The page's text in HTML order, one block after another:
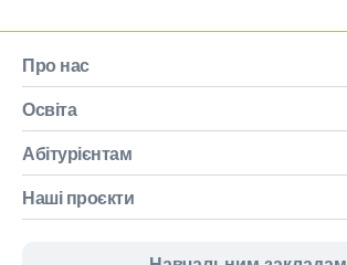
Про нас
Освіта
Абітурієнтам
Наші проєкти